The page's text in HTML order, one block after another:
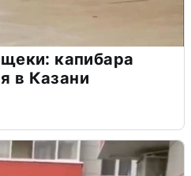
капибара
в Казани